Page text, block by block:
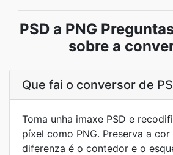
PSD a PNG
sobre a
Que fai o conversor de
Toma unha imaxe PSD e
píxel como PNG. Preserva a
diferenza é o contedor e o